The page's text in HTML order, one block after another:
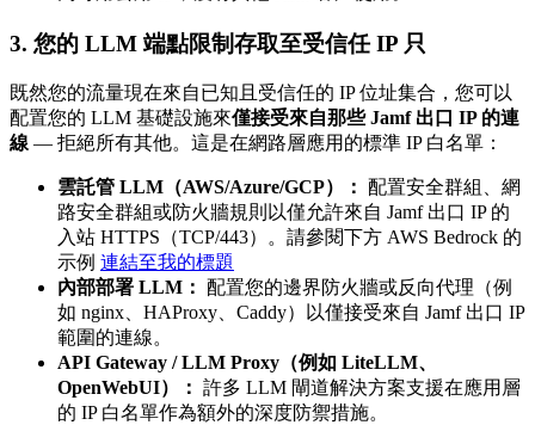
3. 您的 LLM 端點限制存取至受信任 IP 只
既然您的流量現在來自已知且受信任的 IP 位址集合，您可以
配置您的 LLM 基礎設施來僅接受來自那些 Jamf 出口 IP 的連
線 — 拒絕所有其他。這是在網路層應用的標準 IP 白名單：
雲託管 LLM（AWS/Azure/GCP）： 配置安全群組、網
路安全群組或防火牆規則以僅允許來自 Jamf 出口 IP 的
入站 HTTPS（TCP/443）。請參閱下方 AWS Bedrock 的
示例 連結至我的標題
內部部署 LLM： 配置您的邊界防火牆或反向代理（例
如 nginx、HAProxy、Caddy）以僅接受來自 Jamf 出口 IP
範圍的連線。
API Gateway / LLM Proxy（例如 LiteLLM、
OpenWebUI）： 許多 LLM 閘道解決方案支援在應用層
的 IP 白名單作為額外的深度防禦措施。